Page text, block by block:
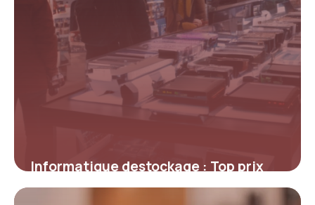
Informatique destockage : Top prix
2026